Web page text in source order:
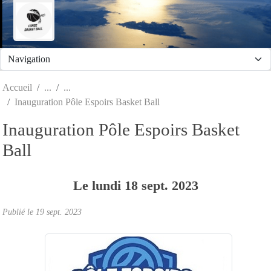
Accueil
Inauguration Pôle Espoirs Basket Ball
Inauguration Pôle Espoirs Basket
Ball
Le lundi 18 sept. 2023
Publié le 19 sept. 2023
Panneau de gestion des cookies